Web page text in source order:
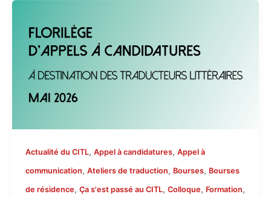
Actualité du CITL, Appel à candidatures, Appel à
communication, Ateliers de traduction, Bourses, Bourses
de résidence, Ça s'est passé au CITL, Colloque, Formation,